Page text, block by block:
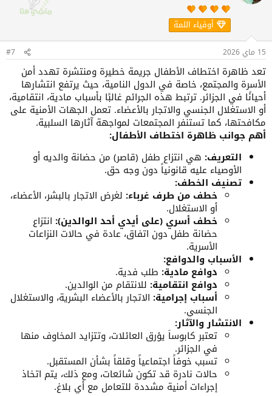
إن حماية الأطفال ليست تقييدًا لحريتهم بل هي ضمان
و هي مسؤولية جماعية تتطلب يقظة دائمة من الجميع
مشاهدة المرفق 187655
أسئلة للنقاش :
ما هي أبرز الأسباب الإجتماعية التي قد تؤدي إلى هذه
كيف يمكن للأولياء أن يوازنوا بين الثقة بالطفل و بين
ما هو الدور الذي يمكن أن يلعبه الإعلام في تعزيز الوعي
المجتمعي ؟
كيف يمكن للمجتمع أن يساهم في حماية الأطفال بشكل
هل التبليغ السريع متاح و سهل لكل المواطنين أم يحتاج
إلى تطوير آليات أكثر وضوحًا و سرعة ؟
أوفياء اللمة
15 ماي 2026 #7
تعد ظاهرة اختطاف الأطفال جريمة خطيرة ومنتشرة تهدد أمن
الأسرة والمجتمع، خاصة في الدول النامية، حيث يرتفع انتشارها
أحيانًا في الجزائر. ترتبط هذه الجرائم غالبًا بأسباب مادية، انتقامية،
أو الاستغلال الجنسي والاتجار بالأعضاء. تعمل الجهات الأمنية على
مكافحتها، كما تستنفر المجتمعات لمواجهة آثارها السلبية.
أهم جوانب ظاهرة اختطاف الأطفال:
التعريف: هي انتزاع طفل (قاصر) من حضانة والديه أو
الأوصياء عليه قانونياً دون وجه حق.
تصنيف الخطف:
خطف من طرف غرباء: لغرض الاتجار بالبشر، الأعضاء،
أو الاستغلال.
خطف أسري (على أيدي أحد الوالدين): انتزاع
حضانة طفل دون اتفاق، عادة في حالات النزاعات
الأسرية.
الأسباب والدوافع:
دوافع مادية: طلب فدية.
دوافع انتقامية: للانتقام من الوالدين.
أسباب إجرامية: الاتجار بالأعضاء البشرية، والاستغلال
الجنسي.
الانتشار والآثار:
تعتبر كابوساً يؤرق العائلات، وتتزايد المخاوف منها
في الجزائر.
تسبب خوفاً اجتماعياً وقلقاً بشأن المستقبل.
حالات نادرة قد تكون شائعات، ومع ذلك، يتم اتخاذ
إجراءات أمنية مشددة للتعامل مع أي بلاغ.